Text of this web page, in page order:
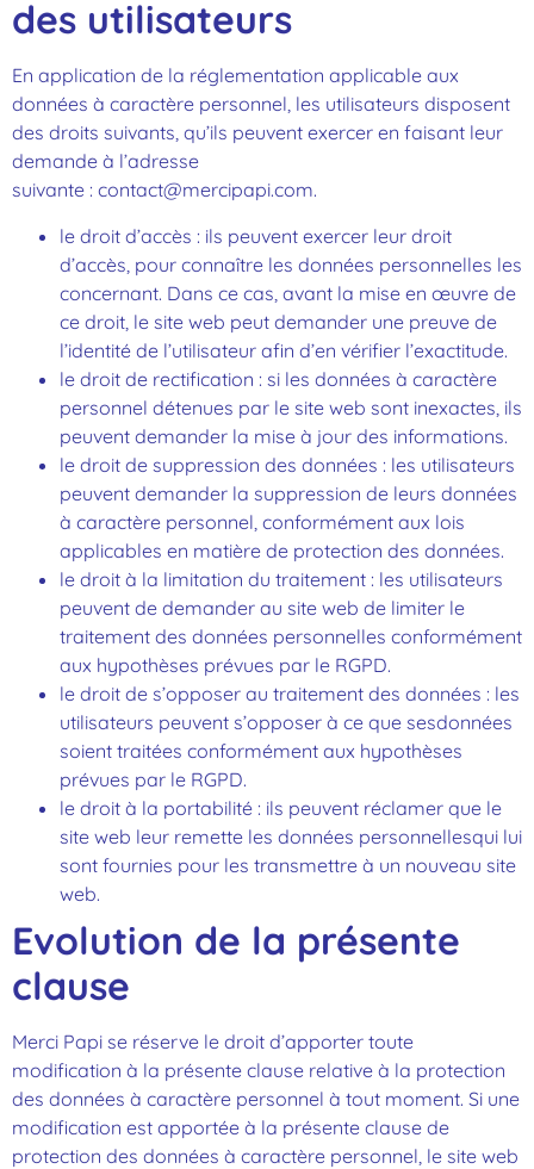
des utilisateurs
En application de la réglementation applicable aux
données à caractère personnel, les utilisateurs disposent
des droits suivants, qu’ils peuvent exercer en faisant leur
demande à l’adresse
suivante : contact@mercipapi.com.
le droit d’accès : ils peuvent exercer leur droit
d’accès, pour connaître les données personnelles les
concernant. Dans ce cas, avant la mise en œuvre de
ce droit, le site web peut demander une preuve de
l’identité de l’utilisateur afin d’en vérifier l’exactitude.
le droit de rectification : si les données à caractère
personnel détenues par le site web sont inexactes, ils
peuvent demander la mise à jour des informations.
le droit de suppression des données : les utilisateurs
peuvent demander la suppression de leurs données
à caractère personnel, conformément aux lois
applicables en matière de protection des données.
le droit à la limitation du traitement : les utilisateurs
peuvent de demander au site web de limiter le
traitement des données personnelles conformément
aux hypothèses prévues par le RGPD.
le droit de s’opposer au traitement des données : les
utilisateurs peuvent s’opposer à ce que sesdonnées
soient traitées conformément aux hypothèses
prévues par le RGPD.
le droit à la portabilité : ils peuvent réclamer que le
site web leur remette les données personnellesqui lui
sont fournies pour les transmettre à un nouveau site
web.
Evolution de la présente
clause
Merci Papi se réserve le droit d’apporter toute
modification à la présente clause relative à la protection
des données à caractère personnel à tout moment. Si une
modification est apportée à la présente clause de
protection des données à caractère personnel, le site web